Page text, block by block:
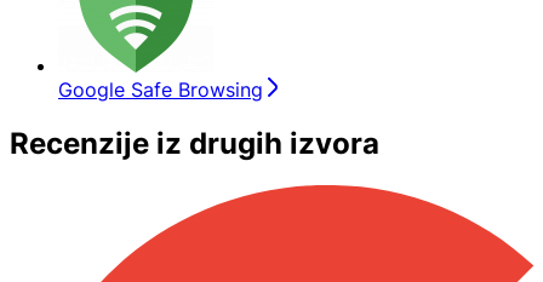
Google Safe Browsing
Recenzije iz drugih izvora